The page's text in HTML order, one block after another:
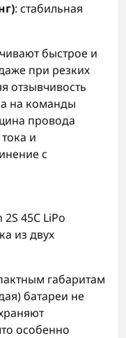
: стабильная
быстрое и
при резких
отзывчивость
на команды
провода
и
с
45C LiPo
из двух
габаритам
батареи не
особенно